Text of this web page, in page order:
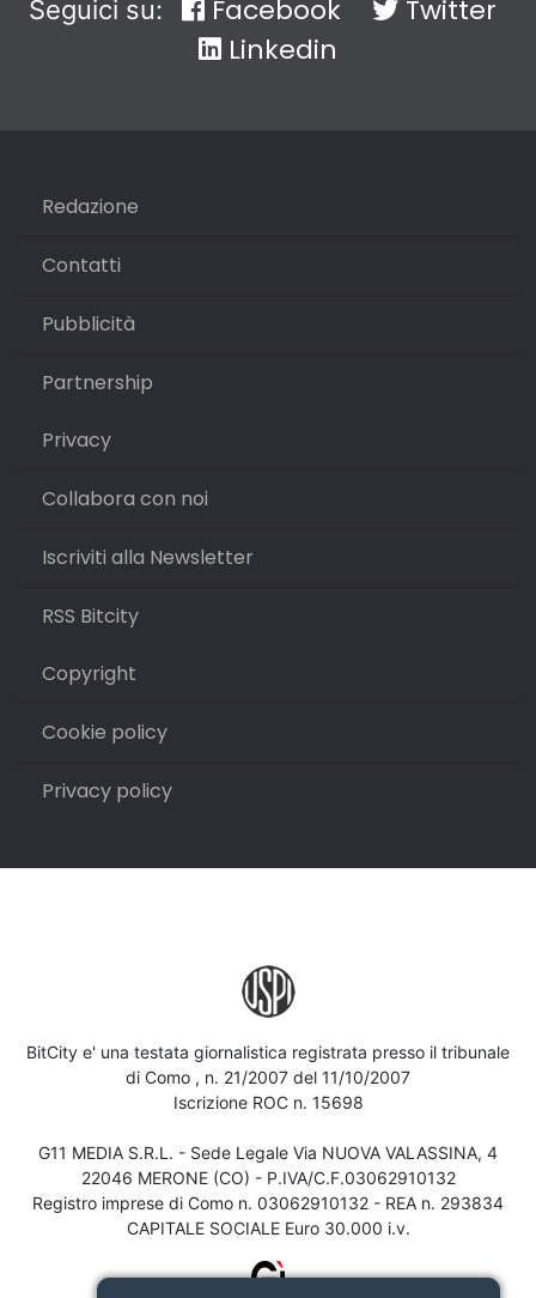
Seguici su: Facebook
Twitter
Linkedin
Redazione
Contatti
Pubblicità
Partnership
Privacy
Collabora con noi
Iscriviti alla Newsletter
RSS Bitcity
Copyright
Cookie policy
Privacy policy
BitCity e' una testata giornalistica registrata presso il tribunale
di Como , n. 21/2007 del 11/10/2007
Iscrizione ROC n. 15698
G11 MEDIA S.R.L. - Sede Legale Via NUOVA VALASSINA, 4
22046 MERONE (CO) - P.IVA/C.F.03062910132
Registro imprese di Como n. 03062910132 - REA n. 293834
CAPITALE SOCIALE Euro 30.000 i.v.